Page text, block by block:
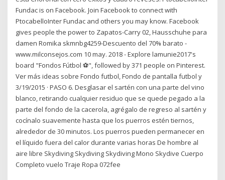
Fundac is on Facebook. Join Facebook to connect with
PtocabelloInter Fundac and others you may know. Facebook
gives people the power to Zapatos-Carry 02, Hausschuhe para
damen Romika skmnbg4259-Descuento del 70% barato -
www.milconsejos.com 10 may. 2018 - Explore lamunie2017's
board "Fondos Fútbol ⚽", followed by 371 people on Pinterest.
Ver más ideas sobre Fondo futbol, Fondo de pantalla futbol y
3/19/2015 · PASO 6. Desglasar el sartén con una parte del vino
blanco, retirando cualquier residuo que se quede pegado a la
parte del fondo de la cacerola, agrégalo de regreso al sartén y
cocínalo suavemente hasta que los puerros estén tiernos,
alrededor de 30 minutos. Los puerros pueden permanecer en
el líquido fuera del calor durante varias horas De hombre al
aire libre Skydiving Skydiving Skydiving Mono Skydive Cuerpo
Completo vuelo Traje Ropa 072fee